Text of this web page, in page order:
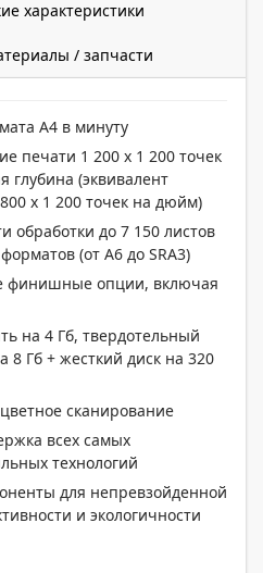
характеристики
/ запчасти
А4 в минуту
печати 1 200 x 1 200 точек
глубина (эквивалент
x 1 200 точек на дюйм)
обработки до 7 150 листов
(от A6 до SRA3)
финишные опции, включая
на 4 Гб, твердотельный
8 Гб + жесткий диск на 320
сканирование
всех самых
технологий
для непревзойденной
и экологичности